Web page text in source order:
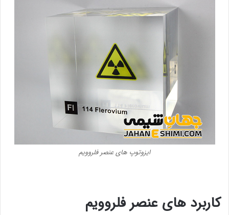
ایزوتوپ های عنصر فلروویم
کاربرد های عنصرفلروویم